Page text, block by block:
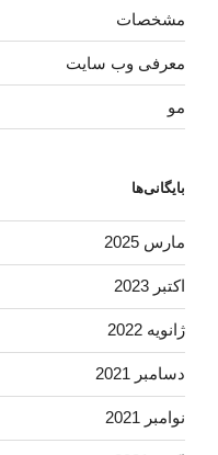
مشخصات
معرفی وب سایت
مو
بایگانی‌ها
مارس 2025
اکتبر 2023
ژانویه 2022
دسامبر 2021
نوامبر 2021